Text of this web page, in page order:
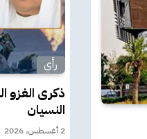
رأي
ذكرى الغزو
النسيان
2 أغسطس، 2026